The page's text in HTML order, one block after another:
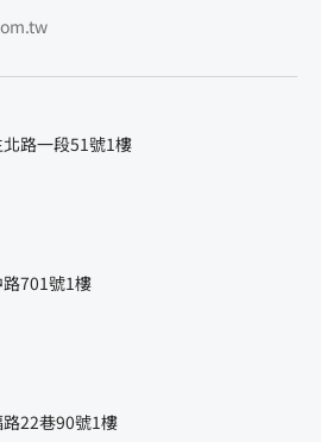
路一段51號1樓
701號1樓
22巷90號1樓